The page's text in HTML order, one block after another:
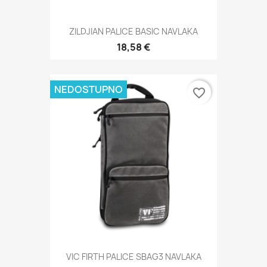
ZILDJIAN PALICE BASIC NAVLAKA
18,58 €
VIC FIRTH PALICE SBAG3 NAVLAKA
NEDOSTUPNO favorite_border